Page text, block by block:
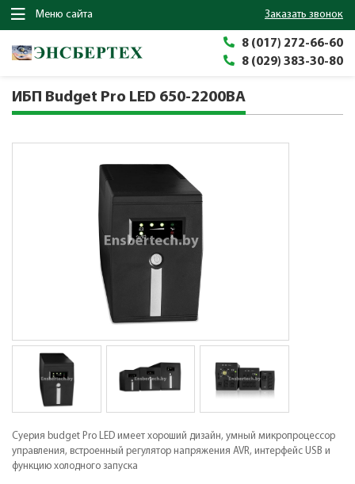
Меню сайта заказать звонок
8 (017) 272-66-60
8 (029) 383-30-80
ИБП Budget Pro LED 650-2200ВА
Сyерия budget Pro LED имеет хороший дизайн, умный микропроцессор
управления, встроенный регулятор напряжения AVR, интерфейс USB и
функцию холодного запуска